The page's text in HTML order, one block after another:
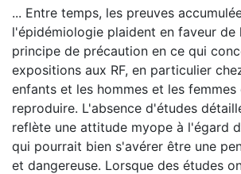
... Entre temps, les preuves
l'épidémiologie plaident en faveur de
principe de précaution en ce qui
expositions aux RF, en particulier
enfants et les hommes et les
reproduire. L'absence d'études
reflète une attitude myope à l'égard
qui pourrait bien s'avérer être une
et dangereuse. Lorsque des études